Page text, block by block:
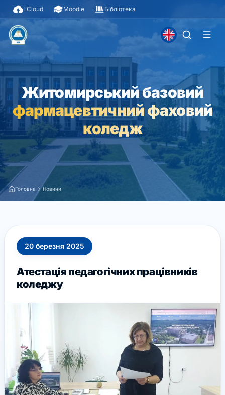
LCloud Moodle Бібліотека
Житомирський базовий
фармацевтичний фаховий
коледж
Головна Новини
20 березня 2025
Атестація педагогічних працівників
коледжу